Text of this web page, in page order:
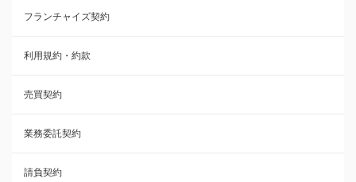
利用規約・約款
覚書・合意書・同意書
承諾書
雇用契約
その他契約・書面
フランチャイズ契約
利用規約・約款
売買契約
業務委託契約
請負契約